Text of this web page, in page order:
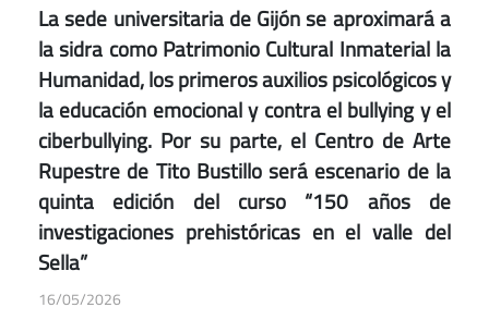
La sede universitaria de Gijón se aproximará a
la sidra como Patrimonio Cultural Inmaterial la
Humanidad, los primeros auxilios psicológicos y
la educación emocional y contra el bullying y el
ciberbullying. Por su parte, el Centro de Arte
Rupestre de Tito Bustillo será escenario de la
quinta edición del curso “150 años de
investigaciones prehistóricas en el valle del
Sella”
16/05/2026